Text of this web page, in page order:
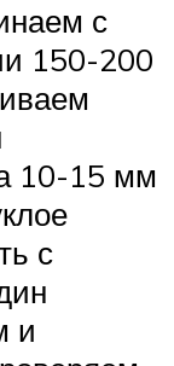
с
150-200
10-15 мм
с
и